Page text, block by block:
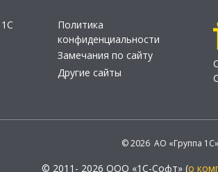
Политика
конфиденциальности
Замечания по сайту
Другие сайты
© 2026 АО «Группа
© 2011- 2026 ООО «1С-Софт» (о